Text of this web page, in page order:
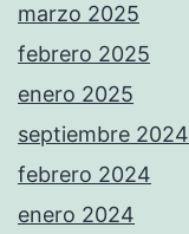
marzo 2025
febrero 2025
enero 2025
septiembre 2024
febrero 2024
enero 2024